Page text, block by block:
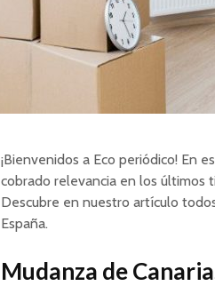
¡Bienvenidos a Eco periódico! En
cobrado relevancia en los últimos
Descubre en nuestro artículo
España.
Mudanza de